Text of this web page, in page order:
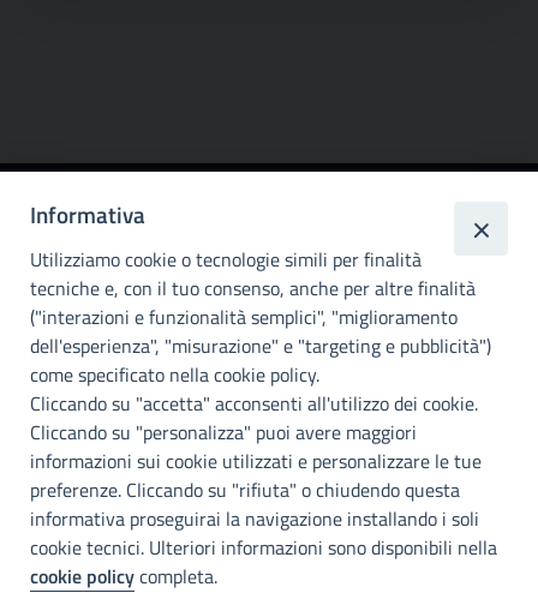
Città
metropolitana di
Palermo
INFO E CONTATTI
I nostri canali social
Accessibilità
Città Metropolitana di Palermo si impegna a rendere il proprio sito
web accessibile, conformemente al D.lgs. 10 agosto 2018, n°106
che ha recepito la direttiva UE 2016/2102 del Parlamento euopeo e
del Consiglio.
Dichiarazione di accessibilità
Informativa
Utilizziamo cookie o tecnologie simili per finalità
tecniche e, con il tuo consenso, anche per altre finalità
("interazioni e funzionalità semplici", "miglioramento
dell'esperienza", "misurazione" e "targeting e pubblicità")
come specificato nella cookie policy.
Cliccando su "accetta" acconsenti all'utilizzo dei cookie.
Cliccando su "personalizza" puoi avere maggiori
informazioni sui cookie utilizzati e personalizzare le tue
preferenze. Cliccando su "rifiuta" o chiudendo questa
informativa proseguirai la navigazione installando i soli
cookie tecnici. Ulteriori informazioni sono disponibili nella
cookie policycompleta.